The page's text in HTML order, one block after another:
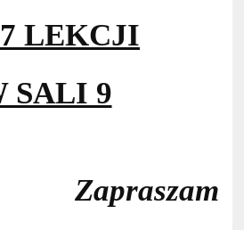
LEKCJI
SALI 9
Zapraszam